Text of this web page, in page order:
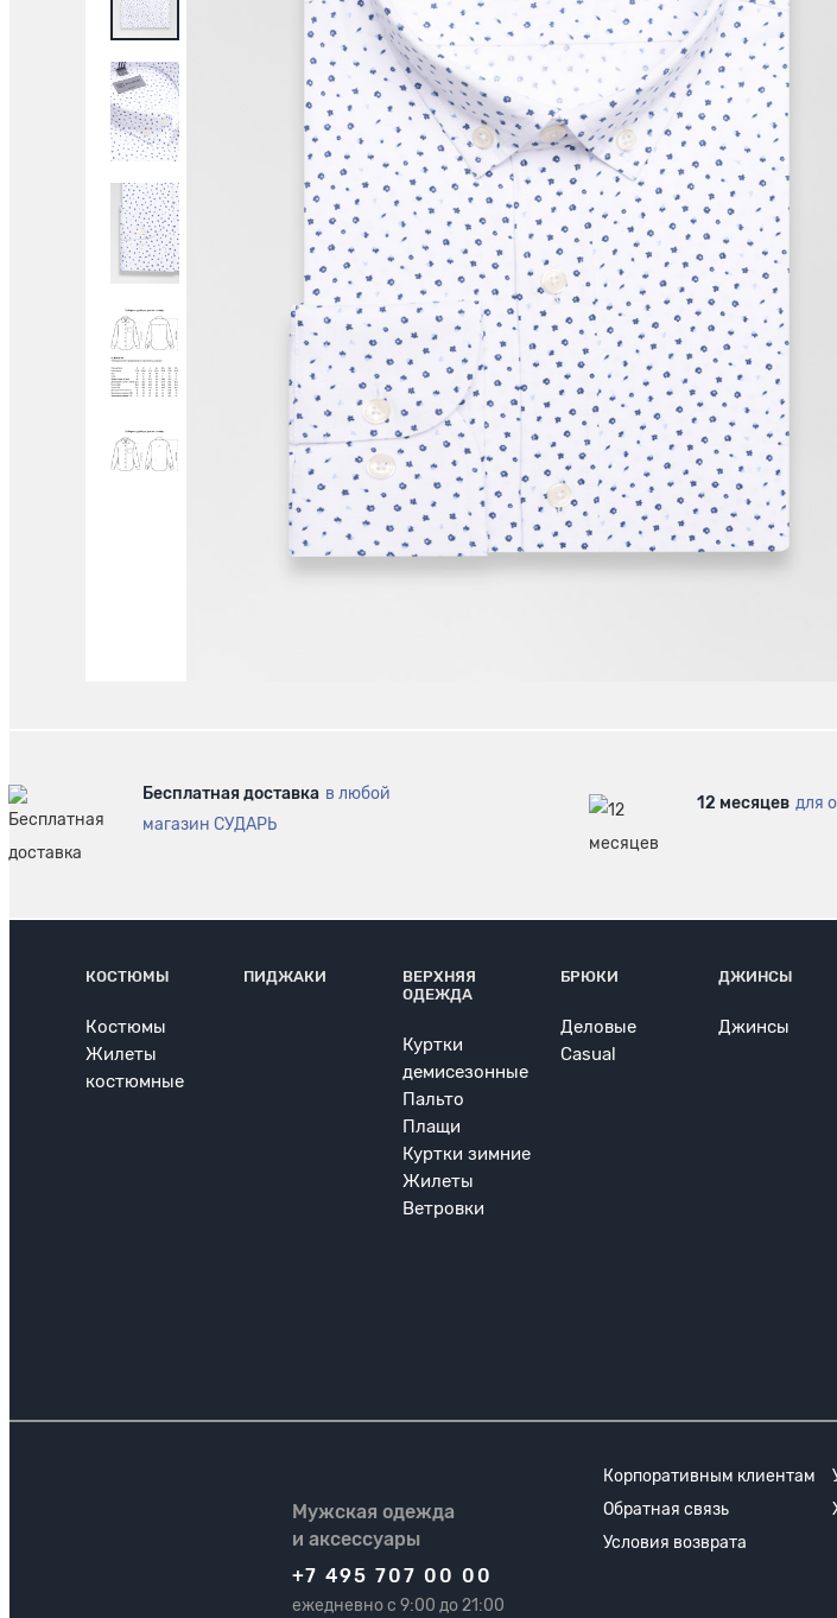
Бесплатная доставка в любой
магазин СУДАРЬ
12 месяцев для
КОСТЮМЫ
Костюмы
Жилеты
костюмные
ПИДЖАКИ
ВЕРХНЯЯ
ОДЕЖДА
Куртки
демисезонные
Пальто
Плащи
Куртки зимние
Жилеты
Ветровки
БРЮКИ
Деловые
Casual
ДЖИНСЫ
Джинсы
Мужская одежда
и аксессуары
+7 495 707 00 00
ежедневно с 9:00 до 21:00
Корпоративным клиентам
Обратная связь
Условия возврата